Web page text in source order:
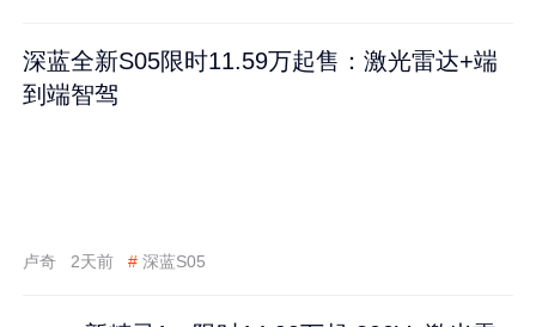
深蓝全新S05限时11.59万起售：激光雷达+端
到端智驾
卢奇 2天前 # 深蓝S05